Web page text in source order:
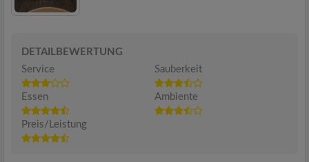
DETAILBEWERTUNG
Service
Sauberkeit
Essen Ambiente
Preis/Leistung